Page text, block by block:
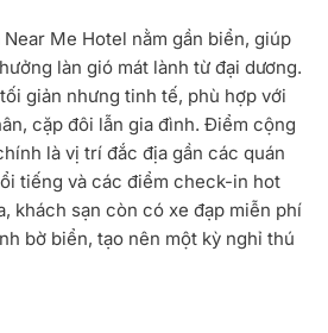
Me Hotel nằm gần biển, giúp
làn gió mát lành từ đại dương.
giản nhưng tinh tế, phù hợp với
cặp đôi lẫn gia đình. Điểm cộng
là vị trí đắc địa gần các quán
tiếng và các điểm check-in hot
khách sạn còn có xe đạp miễn phí
bờ biển, tạo nên một kỳ nghỉ thú